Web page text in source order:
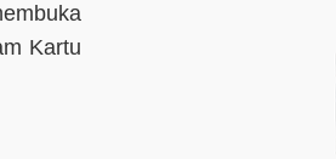
Kartu